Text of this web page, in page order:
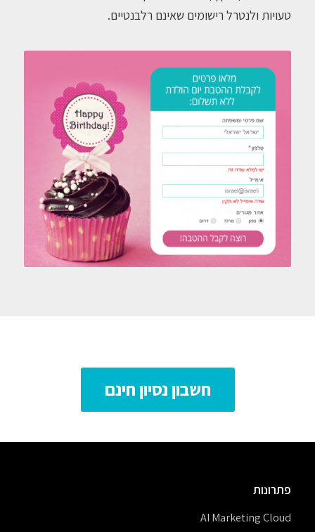
טעויות ולנטרל רישומים שאינם רלבנטיים.
חשבון נסיון חינם
פתרונות
AI Marketing Cloud